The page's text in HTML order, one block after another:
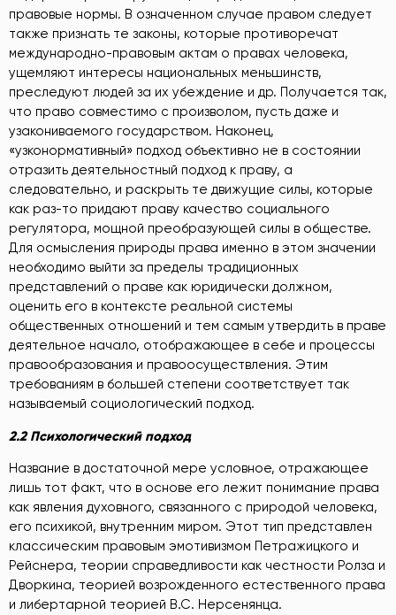
правовые нормы. В означенном случае правом следует
также признать те законы, которые противоречат
международно-правовым актам о правах человека,
ущемляют интересы национальных меньшинств,
преследуют людей за их убеждение и др. Получается так,
что право совместимо с произволом, пусть даже и
узакониваемого государством. Наконец,
«узконормативный» подход объективно не в состоянии
отразить деятельностный подход к праву, а
следовательно, и раскрыть те движущие силы, которые
как раз-то придают праву качество социального
регулятора, мощной преобразующей силы в обществе.
Для осмысления природы права именно в этом значении
необходимо выйти за пределы традиционных
представлений о праве как юридически должном,
оценить его в контексте реальной системы
общественных отношений и тем самым утвердить в праве
деятельное начало, отображающее в себе и процессы
правообразования и правоосуществления. Этим
требованиям в большей степени соответствует так
называемый социологический подход.
2.2 Психологический подход
Название в достаточной мере условное, отражающее
лишь тот факт, что в основе его лежит понимание права
как явления духовного, связанного с природой человека,
его психикой, внутренним миром. Этот тип представлен
классическим правовым эмотивизмом Петражицкого и
Рейснера, теории справедливости как честности Ролза и
Дворкина, теорией возрожденного естественного права
и либертарной теорией В.С. Нерсенянца.